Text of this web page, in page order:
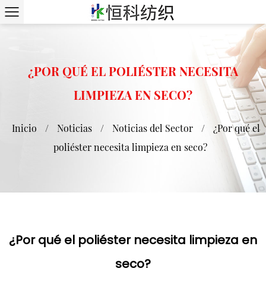
¿POR QUÉ EL POLIÉSTER NECESITA
LIMPIEZA EN SECO?
Inicio / Noticias / Noticias del Sector /
¿Por qué el
poliéster necesita limpieza en seco?
¿Por qué el poliéster necesita limpieza en
seco?